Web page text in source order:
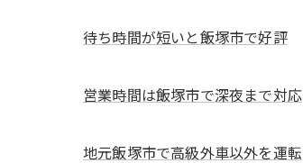
待ち時間が短いと飯塚市で好評
営業時間は飯塚市で深夜まで対応
地元飯塚市で高級外車以外を運転